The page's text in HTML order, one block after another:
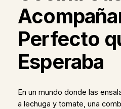
Perfecto
Esperaba
En un mundo donde las
a lechuga y tomate, una